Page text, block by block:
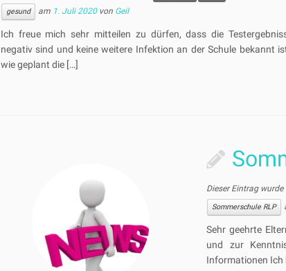
gesund
am 1. Juli 2020 von Geil
Ich freue mich sehr mitteilen zu dürfen, dass die
negativ sind und keine weitere Infektion an der Schule bekannt
wie geplant die […]
Dieser Eintrag
Sommerschule RLP
Sehr geehrte
und zur
Informationen Ich